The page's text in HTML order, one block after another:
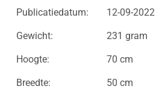
Publicatiedatum: 12-09-2022
Gewicht: 231 gram
Hoogte: 70 cm
Breedte: 50 cm